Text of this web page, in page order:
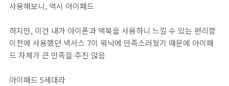
사용해보니, 역시 아이패드
하지만, 이건 내가 아이폰과 맥북을 사용하니 느낄 수 있는 편리함
이전에 사용했던 넥서스 7이 워낙에 만족스러웠기 때문에 아이패
드 자체가 큰 만족을 주진 않음
아이패드 5세대라